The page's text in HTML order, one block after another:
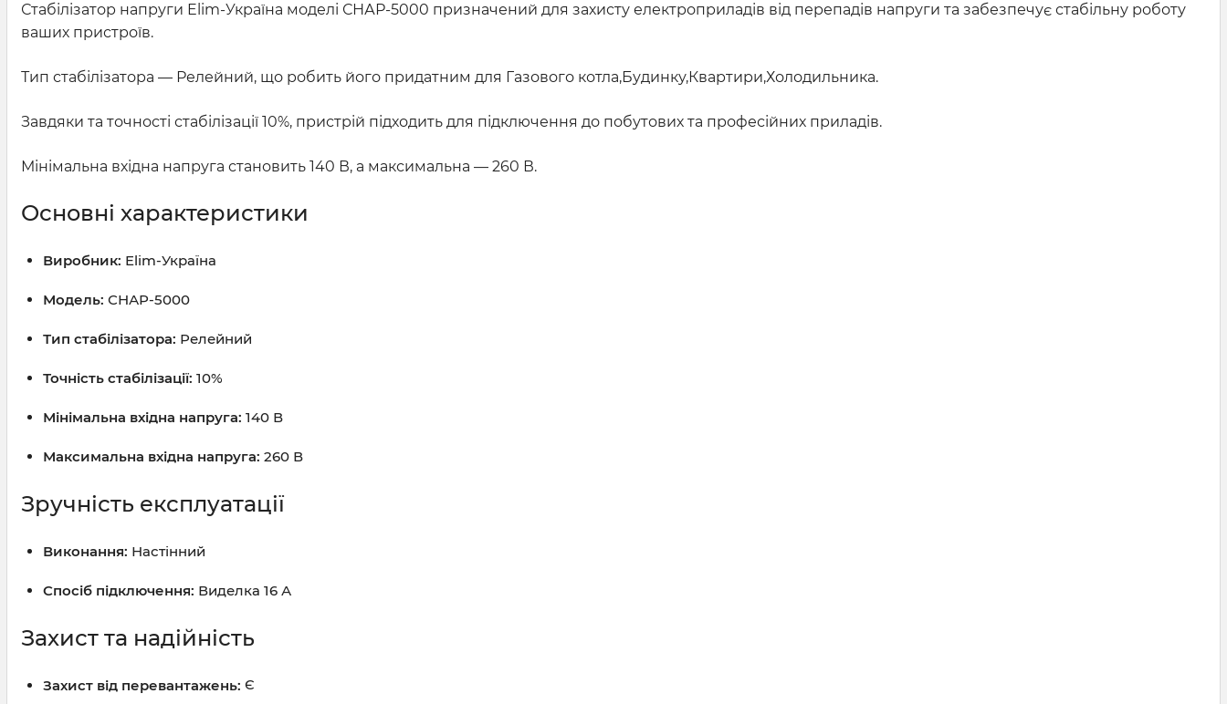
Стабілізатор напруги Elim-Україна моделі СНАР-5000 призначений для захисту електроприладів від перепадів напруги та забезпечує стабільну роботу
ваших пристроїв.
Тип стабілізатора — Релейний, що робить його придатним для Газового котла,Будинку,Квартири,Холодильника.
Завдяки та точності стабілізації 10%, пристрій підходить для підключення до побутових та професійних приладів.
Мінімальна вхідна напруга становить 140 В, а максимальна — 260 В.
Основні характеристики
Виробник: Elim-Україна
Модель: СНАР-5000
Тип стабілізатора: Релейний
Точність стабілізації: 10%
Мінімальна вхідна напруга: 140 В
Максимальна вхідна напруга: 260 В
Зручність експлуатації
Виконання: Настінний
Спосіб підключення: Виделка 16 А
Захист та надійність
Захист від перевантажень: Є